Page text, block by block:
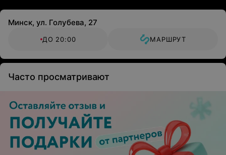
Минск, ул. Голубева, 27
ДО 20:00 МАРШРУТ
Часто просматривают